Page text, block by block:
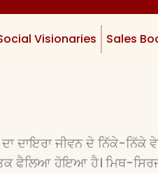
Visionaries Sales
ਦਾਇਰਾ ਜੀਵਨ ਦੇ ਨਿੱਕੇ-ਨਿੱਕੇ
ਫੈਲਿਆ ਹੋਇਆ ਹੈ। ਮਿਥ-